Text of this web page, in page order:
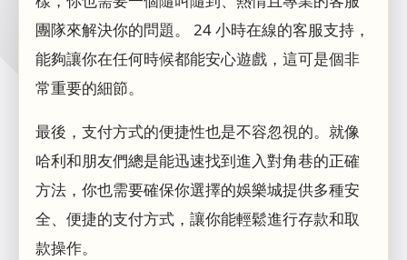
團隊來解決你的問題。 24 小時在線的客服支持，
能夠讓你在任何時候都能安心遊戲，這可是個非
常重要的細節。
最後，支付方式的便捷性也是不容忽視的。就像
哈利和朋友們總是能迅速找到進入對角巷的正確
方法，你也需要確保你選擇的娛樂城提供多種安
全、便捷的支付方式，讓你能輕鬆進行存款和取
款操作。